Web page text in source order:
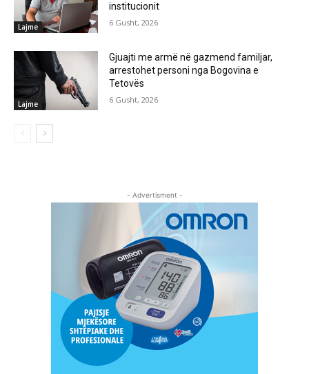
Lajme
institucionit
6 Gusht, 2026
Lajme
Gjuajti me armë në gazmend familjar,
arrestohet personi nga Bogovina e
Tetovës
6 Gusht, 2026
- Advertisment -